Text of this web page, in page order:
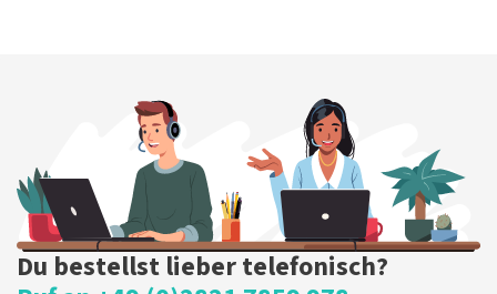
Du bestellst lieber telefonisch?